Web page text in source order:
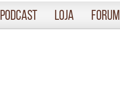
Podcast Loja Forum